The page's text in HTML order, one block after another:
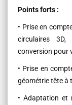
Points forts :
• Prise en
circulaires
conversion pour
• Prise en
géométrie tête à
• Adaptation et